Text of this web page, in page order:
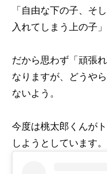
「自由な下の子、そ
入れてしまう上の子」
だから思わず「頑張
なりますが、どうや
ないよう。
今度は桃太郎くんが
しようとしています。